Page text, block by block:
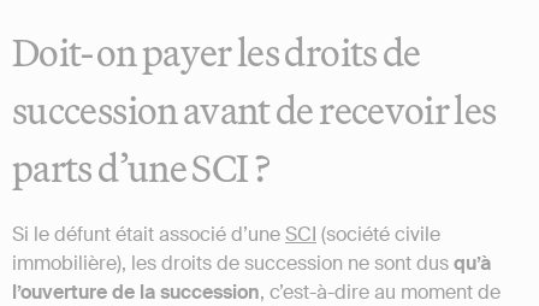
Doit-on payer les droits de
succession avant de recevoir les
parts d’une SCI ?
Si le défunt était associé d’uneSCI (société civile
immobilière), les droits de succession ne sont dusqu’à
l’ouverture de la succession, c’est-à-dire au moment de